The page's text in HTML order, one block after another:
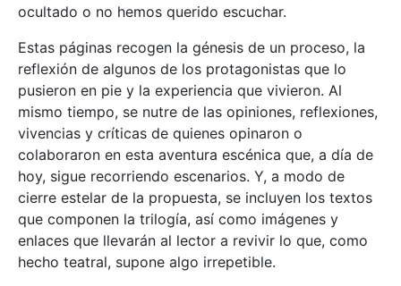
ocultado o no hemos querido escuchar.
Estas páginas recogen la génesis de un proceso, la
reflexión de algunos de los protagonistas que lo
pusieron en pie y la experiencia que vivieron. Al
mismo tiempo, se nutre de las opiniones, reflexiones,
vivencias y críticas de quienes opinaron o
colaboraron en esta aventura escénica que, a día de
hoy, sigue recorriendo escenarios. Y, a modo de
cierre estelar de la propuesta, se incluyen los textos
que componen la trilogía, así como imágenes y
enlaces que llevarán al lector a revivir lo que, como
hecho teatral, supone algo irrepetible.